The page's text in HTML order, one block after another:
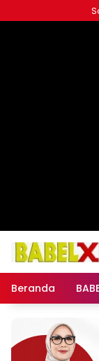
ke
Beranda